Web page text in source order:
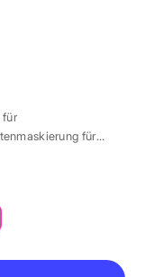
für
für